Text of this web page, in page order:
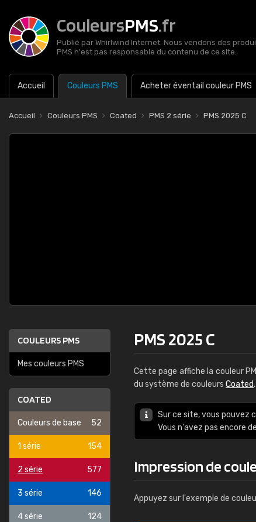
CouleursPMS.fr
Publié par Whirlwind Internet. Nous vendons des
PMS n'est pas responsable du contenu de ce site.
Accueil Couleurs PMS Acheter éventail couleur PMS
Accueil Couleurs PMS Coated PMS 2 série PMS 2025 C
COULEURS PMS
Mes couleurs PMS
COATED
Couleurs de base 52
1 série 154
2 série 577
3 série 146
4 série 124
PMS 2025 C
Cette page affiche la couleur
du système de couleurs Coated.
Sur ce site, vous pouvez
Vous n'avez pas encore
Impression de
Appuyez sur l'exemple de